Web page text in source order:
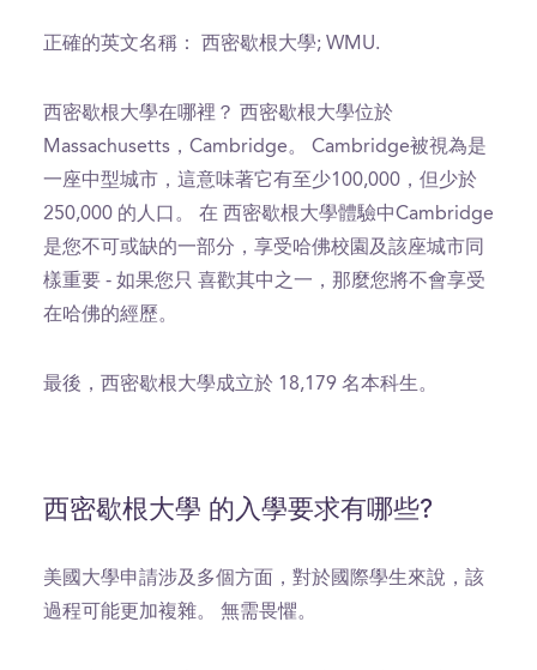
正確的英文名稱： 西密歇根大學; WMU.
西密歇根大學在哪裡？ 西密歇根大學位於
Massachusetts，Cambridge。 Cambridge被視為是
一座中型城市，這意味著它有至少100,000，但少於
250,000 的人口。 在 西密歇根大學體驗中Cambridge
是您不可或缺的一部分，享受哈佛校園及該座城市同
樣重要 - 如果您只 喜歡其中之一，那麼您將不會享受
在哈佛的經歷。
最後，西密歇根大學成立於 18,179 名本科生。
西密歇根大學 的入學要求有哪些?
美國大學申請涉及多個方面，對於國際學生來說，該
過程可能更加複雜。 無需畏懼。